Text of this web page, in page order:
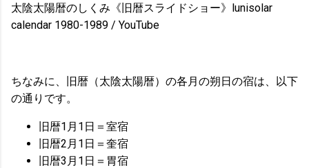
太陰太陽暦のしくみ《旧暦スライドショー》lunisolar
calendar 1980-1989 / YouTube
ちなみに、旧暦（太陰太陽暦）の各月の朔日の宿は、以下
の通りです。
旧暦1月1日＝室宿
旧暦2月1日＝奎宿
旧暦3月1日＝胃宿